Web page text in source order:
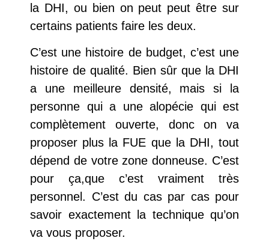
la DHI, ou bien on peut peut être sur
certains patients faire les deux.
C’est une histoire de budget, c’est une
histoire de qualité. Bien sûr que la DHI
a une meilleure densité, mais si la
personne qui a une alopécie qui est
complètement ouverte, donc on va
proposer plus la FUE que la DHI, tout
dépend de votre zone donneuse. C’est
pour ça,que c’est vraiment très
personnel. C’est du cas par cas pour
savoir exactement la technique qu’on
va vous proposer.